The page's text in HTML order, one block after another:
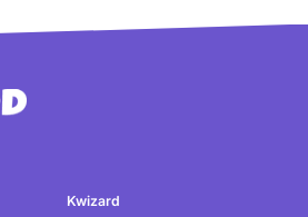
Kwizard